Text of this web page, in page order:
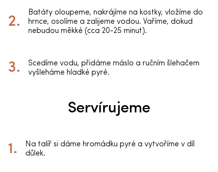
Batáty oloupeme, nakrájíme na kostky, vložíme do
hrnce, osolíme a zalijeme vodou. Vaříme, dokud
nebudou měkké (cca 20-25 minut).
Scedíme vodu, přidáme máslo a ručním šlehačem
vyšleháme hladké pyré.
Servírujeme
Na talíř si dáme hromádku pyré a vytvoříme v díl
důlek.